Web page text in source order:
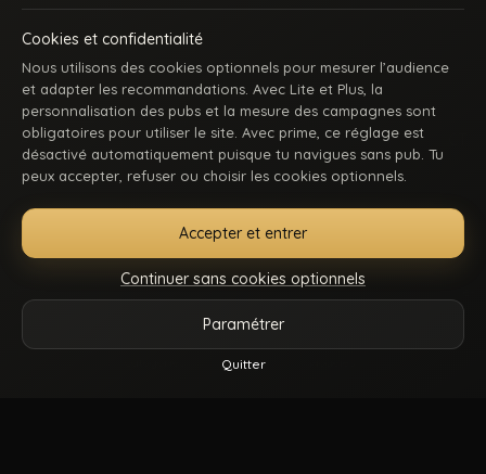
Cookies et confidentialité
Nous utilisons des cookies optionnels pour mesurer l’audience
et adapter les recommandations. Avec Lite et Plus, la
personnalisation des pubs et la mesure des campagnes sont
obligatoires pour utiliser le site. Avec prime, ce réglage est
désactivé automatiquement puisque tu navigues sans pub. Tu
peux accepter, refuser ou choisir les cookies optionnels.
Accepter et entrer
Continuer sans cookies optionnels
Paramétrer
Quitter
ACCUEIL INSCRIPTION SE CONNECTER SUPPORT / CONTACT
CONDITIONS D’UTILISATION
DMCA 18 U.S.C. 2257
GÉRER MES COOKIES
La première communauté en ligne dédiée au porno gay beur et métissé : des
keums du bled, des rebeus bien montés, des lascars actifs, des passifs
affamés, et du sexe hard comme tu kiffes. Pose-toi, mate, et régale-toi. Balance-
- Tous droits sont réservés.
Reels